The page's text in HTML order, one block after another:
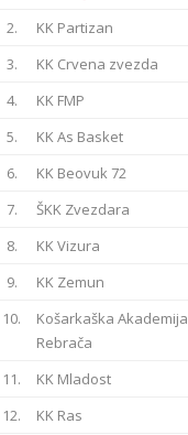
2.
KK Partizan
3.
KK Crvena zvezda
4.
KK FMP
5.
KK As Basket
6.
KK Beovuk 72
7.
ŠKK Zvezdara
8.
KK Vizura
9.
KK Zemun
10.
Košarkaška Akademija
Rebrača
11. KK Mladost
12.
KK Ras